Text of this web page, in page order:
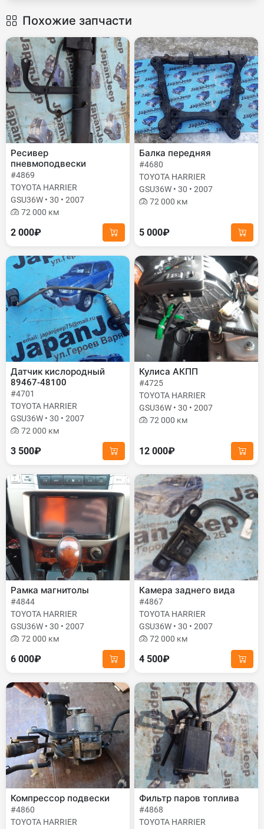
Похожие запчасти
Ресивер
пневмоподвески
#4869
TOYOTA HARRIER
GSU36W • 30 • 2007
72 000 км
2 000₽
Балка передняя
#4680
TOYOTA HARRIER
GSU36W • 30 • 2007
72 000 км
5 000₽
Датчик кислородный
89467-48100
#4701
TOYOTA HARRIER
GSU36W • 30 • 2007
72 000 км
3 500₽
Кулиса АКПП
#4725
TOYOTA HARRIER
GSU36W • 30 • 2007
72 000 км
12 000₽
Рамка магнитолы
#4844
TOYOTA HARRIER
GSU36W • 30 • 2007
72 000 км
6 000₽
Камера заднего вида
#4867
TOYOTA HARRIER
GSU36W • 30 • 2007
72 000 км
4 500₽
Компрессор подвески
#4860
TOYOTA HARRIER
Фильтр паров топлива
#4868
TOYOTA HARRIER